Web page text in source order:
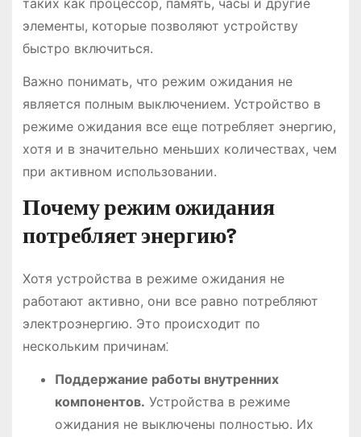
таких как процессор, память, часы и другие
элементы, которые позволяют устройству
быстро включиться.
Важно понимать, что режим ожидания не
является полным выключением. Устройство в
режиме ожидания все еще потребляет энергию,
хотя и в значительно меньших количествах, чем
при активном использовании.
Почему режим ожидания
потребляет энергию?
Хотя устройства в режиме ожидания не
работают активно, они все равно потребляют
электроэнергию. Это происходит по
нескольким причинам⁚
Поддержание работы внутренних
компонентов. Устройства в режиме
ожидания не выключены полностью. Их